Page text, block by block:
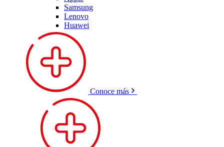
Samsung
Lenovo
Huawei
Conoce más